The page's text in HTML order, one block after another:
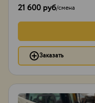
21 600 руб/смена
Заказать